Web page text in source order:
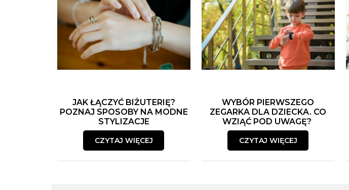
JAK ŁĄCZYĆ BIŻUTERIĘ?
POZNAJ SPOSOBY NA MODNE
STYLIZACJE
CZYTAJ WIĘCEJ
WYBÓR PIERWSZEGO
ZEGARKA DLA DZIECKA. CO
WZIĄĆ POD UWAGĘ?
CZYTAJ WIĘCEJ